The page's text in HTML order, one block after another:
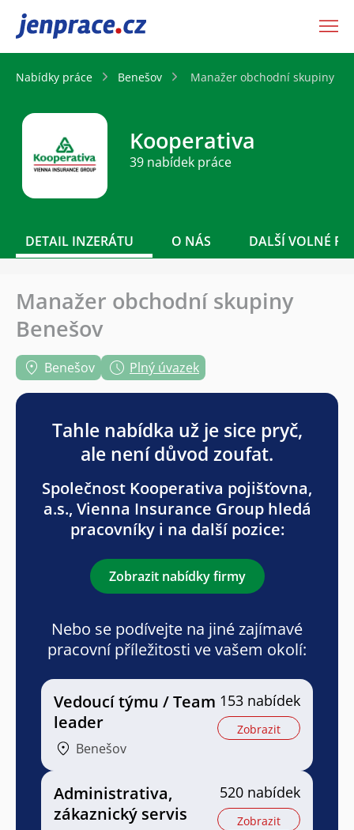
JenPráce.cz
Nabídky práce Benešov Manažer obchodní skupiny
Kooperativa
39 nabídek práce
DETAIL INZERÁTU O NÁS DALŠÍ VOLNÉ
Manažer obchodní skupiny
Benešov
Benešov Plný úvazek
Tahle nabídka už je sice pryč,
ale není důvod zoufat.
Společnost Kooperativa pojišťovna,
a.s., Vienna Insurance Group hledá
pracovníky i na další pozice:
Zobrazit nabídky firmy
Nebo se podívejte na jiné zajímavé
pracovní příležitosti ve vašem okolí:
Vedoucí týmu / Team
leader
Benešov
153 nabídek
Zobrazit
Administrativa,
zákaznický servis
520 nabídek
Zobrazit